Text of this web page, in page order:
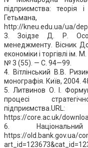
підприємства: теорія
http://kneu.edu.ua/ua/
3. Зоідзе Д. Р.
менеджменту. Вісник
економіки і торгівлі
№ 3 (55). — С. 94—99.
4. Вітлінський В.В.
монографія. Київ, 2004.
5. Литвинов О. І.
процесі
підприємства.URL:
https://core.ac.uk/
6.
https://old.bank.gov.ua/